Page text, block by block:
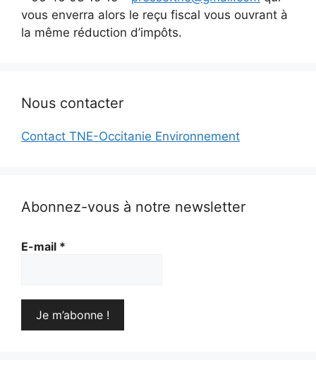
vous enverra alors le reçu fiscal vous ouvrant à
la même réduction d’impôts.
Nous contacter
Contact TNE-Occitanie Environnement
Abonnez-vous à notre newsletter
E-mail *